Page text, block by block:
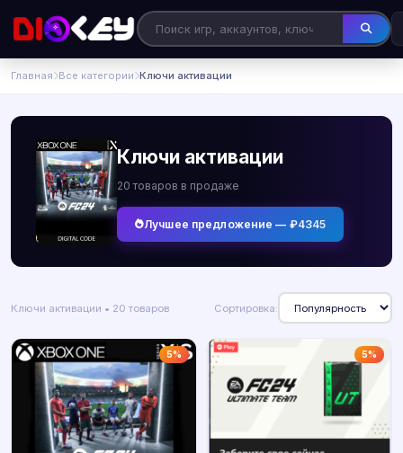
Главная Все категории Ключи активации
Ключи активации
20 товаров в продаже
Лучшее предложение — ₽4345
Ключи активации • 20 товаров Сортировка:
5% 5%